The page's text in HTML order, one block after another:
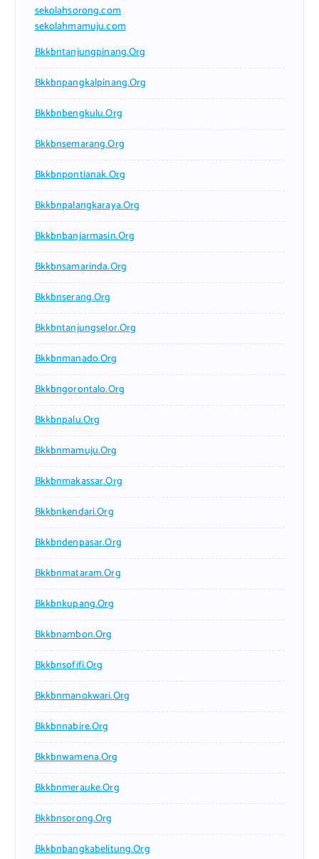
sekolahsorong.com
sekolahmamuju.com
Bkkbntanjungpinang.org
Bkkbnpangkalpinang.org
Bkkbnbengkulu.org
Bkkbnsemarang.org
Bkkbnpontianak.org
Bkkbnpalangkaraya.org
Bkkbnbanjarmasin.org
Bkkbnsamarinda.org
Bkkbnserang.org
Bkkbntanjungselor.org
Bkkbnmanado.org
Bkkbngorontalo.org
Bkkbnpalu.org
Bkkbnmamuju.org
Bkkbnmakassar.org
Bkkbnkendari.org
Bkkbndenpasar.org
Bkkbnmataram.org
Bkkbnkupang.org
Bkkbnambon.org
Bkkbnsofifi.org
Bkkbnmanokwari.org
Bkkbnnabire.org
Bkkbnwamena.org
Bkkbnmerauke.org
Bkkbnsorong.org
Bkkbnbangkabelitung.org